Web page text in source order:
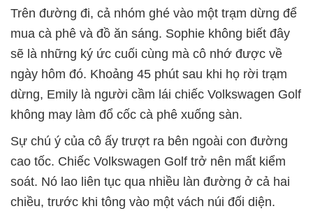
Trên đường đi, cả nhóm ghé vào một trạm dừng để
mua cà phê và đồ ăn sáng. Sophie không biết đây
sẽ là những ký ức cuối cùng mà cô nhớ được về
ngày hôm đó. Khoảng 45 phút sau khi họ rời trạm
dừng, Emily là người cầm lái chiếc Volkswagen Golf
không may làm đổ cốc cà phê xuống sàn.
Sự chú ý của cô ấy trượt ra bên ngoài con đường
cao tốc. Chiếc Volkswagen Golf trở nên mất kiểm
soát. Nó lao liên tục qua nhiều làn đường ở cả hai
chiều, trước khi tông vào một vách núi đối diện.